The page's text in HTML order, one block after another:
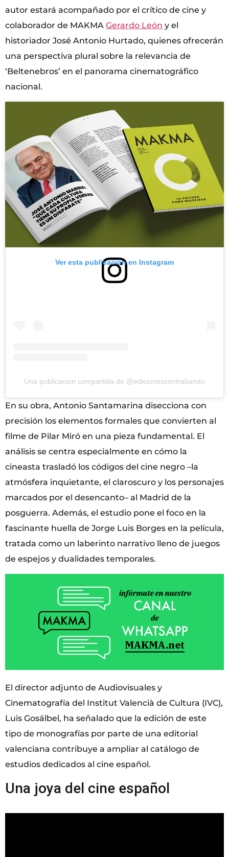
autor estará acompañado por el crítico de cine y
colaborador de MAKMA Gerardo León y el
historiador José Antonio Hurtado, quienes ofrecerán
una perspectiva plural sobre la relevancia de
‘Beltenebros’ en el panorama cinematográfico
nacional.
Ver esta publicación en Instagram
Una publicación compartida de @edicionescontrabando
En su obra, Antonio Santamarina disecciona con
precisión los elementos formales que convierten al
filme de Pilar Miró en una pieza fundamental. El
análisis se centra especialmente en cómo la
cineasta trasladó los códigos del cine negro –la
atmósfera inquietante, el claroscuro y los personajes
marcados por el desencanto– al Madrid de la
posguerra. Además, el estudio pone el foco en la
fascinante huella de Jorge Luis Borges en la película,
tratada como un laberinto narrativo lleno de juegos
de espejos y dualidades temporales.
El director adjunto de Audiovisuales y
Cinematografía del Institut Valencià de Cultura (IVC),
Luis Gosálbel, ha señalado que la edición de este
tipo de monografías por parte de una editorial
valenciana contribuye a ampliar al catálogo de
estudios dedicados al cine español.
Una joya del cine español